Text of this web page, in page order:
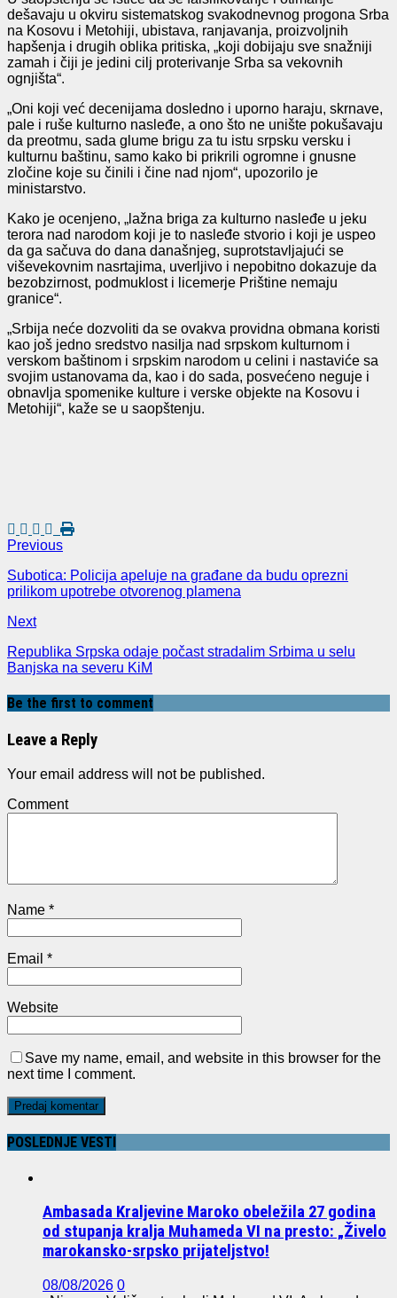
dešavaju u okviru sistematskog svakodnevnog progona Srba
na Kosovu i Metohiji, ubistava, ranjavanja, proizvoljnih
hapšenja i drugih oblika pritiska, „koji dobijaju sve snažniji
zamah i čiji je jedini cilj proterivanje Srba sa vekovnih
ognjišta“.
„Oni koji već decenijama dosledno i uporno haraju, skrnave,
pale i ruše kulturno nasleđe, a ono što ne unište pokušavaju
da preotmu, sada glume brigu za tu istu srpsku versku i
kulturnu baštinu, samo kako bi prikrili ogromne i gnusne
zločine koje su činili i čine nad njom“, upozorilo je
ministarstvo.
Kako je ocenjeno, „lažna briga za kulturno nasleđe u jeku
terora nad narodom koji je to nasleđe stvorio i koji je uspeo
da ga sačuva do dana današnjeg, suprotstavljajući se
viševekovnim nasrtajima, uverljivo i nepobitno dokazuje da
bezobzirnost, podmuklost i licemerje Prištine nemaju
granice“.
„Srbija neće dozvoliti da se ovakva providna obmana koristi
kao još jedno sredstvo nasilja nad srpskom kulturnom i
verskom baštinom i srpskim narodom u celini i nastaviće sa
svojim ustanovama da, kao i do sada, posvećeno neguje i
obnavlja spomenike kulture i verske objekte na Kosovu i
Metohiji“, kaže se u saopštenju.
Previous
Subotica: Policija apeluje na građane da budu oprezni
prilikom upotrebe otvorenog plamena
Next
Republika Srpska odaje počast stradalim Srbima u selu
Banjska na severu KiM
Be the first to comment
Leave a Reply
Your email address will not be published.
Comment
Name *
Email *
Website
Save my name, email, and website in this browser for the
next time I comment.
POSLEDNJE VESTI
Ambasada Kraljevine Maroko obeležila 27 godina
od stupanja kralja Muhameda VI na presto: „Živelo
marokansko-srpsko prijateljstvo!
08/08/2026 0